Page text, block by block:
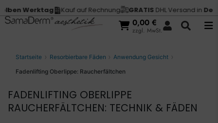
Kauf auf Rechnung GRATISDHL Versand in
0,00 €
zzgl. MwSt.
Startseite Resorbierbare Fäden Anwendung Gesicht
Fadenlifting Oberlippe: Raucherfältchen
FADENLIFTING OBERLIPPE
RAUCHERFÄLTCHEN: TECHNIK & FÄDEN